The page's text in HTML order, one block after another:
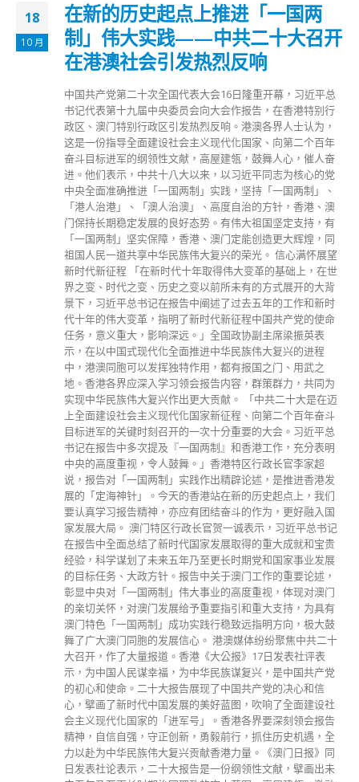
18
10 月
在新的历史起点上推进「一国两
制」伟大实践——中共二十大召开
在港澳社会引发热烈反响
中国共产党第二十次全国代表大会16日隆重开幕，习近平总
书记代表第十九届中央委员会向大会作报告，在香港特别行
政区、澳门特别行政区引发热烈反响。港澳各界人士认为，
这是一份指导全面建设社会主义现代化国家、向第二个百年
奋斗目标进军的纲领性文献，高屋建瓴，鼓舞人心，催人奋
进。他们表示，中共十八大以来，以习近平同志为核心的党
中央全面准确推进「一国两制」实践，坚持「一国两制」、
「港人治港」、「澳人治澳」、高度自治的方针，香港、澳
门保持长期稳定发展的良好态势。有伟大祖国坚定支持，有
「一国两制」坚实保障，香港、澳门定能创造更大辉煌，同
祖国人民一道共享中华民族伟大复兴的荣光。 信心满怀展望
新时代新征程 「在新时代十年取得伟大变革的基础上，在世
界之变、时代之变、历史之变以前所未有的方式展开的大背
景下，习近平总书记在报告中阐述了过去五年的工作和新时
代十年的伟大变革，指明了新时代新征程中国共产党的使命
任务，意义重大，影响深远。」全国政协副主席梁振英表
示，在以中国式现代化全面推进中华民族伟大复兴的进程
中，港澳同胞可以发挥独特作用，都有报国之门、用武之
地。香港各界应深入学习领会报告内容，群策群力，共同为
实现中华民族伟大复兴作出更大贡献。 「中共二十大是在迈
上全面建设社会主义现代化国家新征程、向第二个百年奋斗
目标进军的关键时刻召开的一次十分重要的大会。习近平总
书记在报告中多次提及『一国两制』和香港工作，充分表明
中央的高度重视，令人鼓舞。」香港特区行政长官李家超
说，报告对「一国两制」实践作出精辟论述，是推进香港发
展的「定海神针」。今天的香港站在新的历史起点上，我们
要认真学习报告精神，亦应有团结奋斗的作为，更好融入国
家发展大局。 澳门特区行政长官贺一诚表示，习近平总书记
在报告中全面总结了新时代国家发展取得的重大成就和宝贵
经验，科学谋划了未来五年乃至更长时期党和国家事业发展
的目标任务、大政方针。报告中关于澳门工作的重要论述，
彰显中央对「一国两制」伟大事业的高度重视，体现对澳门
的亲切关怀，对澳门发展给予重要指引和重大支持，为具有
澳门特色「一国两制」成功实践行稳致远指明方向，极大鼓
舞了广大澳门同胞的发展信心。 港澳媒体纷纷聚焦中共二十
大召开，作了大量报道。香港《大公报》17日发表社评表
示，为中国人民谋幸福，为中华民族谋复兴，是中国共产党
的初心和使命。二十大报告展现了中国共产党的决心和信
心，擘画了新时代中国发展的美好蓝图，吹响了全面建设社
会主义现代化国家的「进军号」。香港各界要深刻领会报告
精神，自信自强，守正创新，勇毅前行，抓住历史机遇，全
力以赴为中华民族伟大复兴贡献香港力量。《澳门日报》同
日发表社论表示，二十大报告是一份纲领性文献，擘画出未